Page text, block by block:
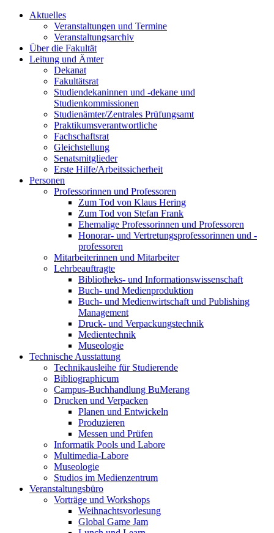
Aktuelles
Veranstaltungen und Termine
Veranstaltungsarchiv
Über die Fakultät
Leitung und Ämter
Dekanat
Fakultätsrat
Studiendekaninnen und -dekane und
Studienkommissionen
Studienämter/Zentrales Prüfungsamt
Praktikumsverantwortliche
Fachschaftsrat
Gleichstellung
Senatsmitglieder
Erste Hilfe/Arbeitssicherheit
Personen
Professorinnen und Professoren
Zum Tod von Klaus Hering
Zum Tod von Stefan Frank
Ehemalige Professorinnen und Professoren
Honorar- und Vertretungsprofessorinnen und -
professoren
Mitarbeiterinnen und Mitarbeiter
Lehrbeauftragte
Bibliotheks- und Informationswissenschaft
Buch- und Medienproduktion
Buch- und Medienwirtschaft und Publishing
Management
Druck- und Verpackungstechnik
Medientechnik
Museologie
Technische Ausstattung
Technikausleihe für Studierende
Bibliographicum
Campus-Buchhandlung BuMerang
Drucken und Verpacken
Planen und Entwickeln
Produzieren
Messen und Prüfen
Informatik Pools und Labore
Multimedia-Labore
Museologie
Studios im Medienzentrum
Veranstaltungsbüro
Vorträge und Workshops
Weihnachtsvorlesung
Global Game Jam